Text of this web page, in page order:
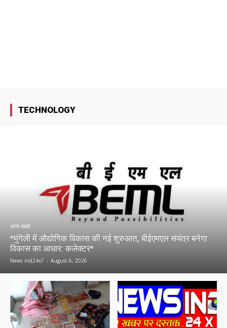
TECHNOLOGY
अन्य खबरे
*मुंगेली में औद्योगिक विकास की नई शुरुआत, बीईएमएल संयंत्र बनेगा
विकास का आधार: कलेक्टर*
News ind24x7 - August 6, 2026